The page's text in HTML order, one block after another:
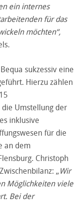
ein internes
für das
möchten“,
sukzessiv eine
Hierzu zählen
die Umstellung der
inklusive
für die
an dem
Christoph
„Wir
Möglichkeiten viele
Bei der